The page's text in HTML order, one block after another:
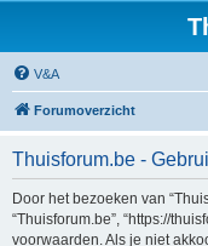
V&A
Forumoverzicht
Thuisforum.be -
Door het bezoeken van
“Thuisforum.be”, “https://
voorwaarden. Als je niet